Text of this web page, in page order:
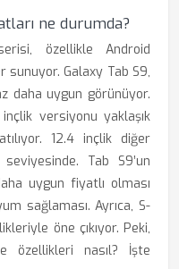
ne durumda?
özellikle Android
sunuyor. Galaxy Tab S9,
daha uygun görünüyor.
versiyonu yaklaşık
12.4 inçlik diğer
Tab S9’un
uygun fiyatlı olması
sağlaması. Ayrıca, S-
öne çıkıyor. Peki,
nasıl? İşte